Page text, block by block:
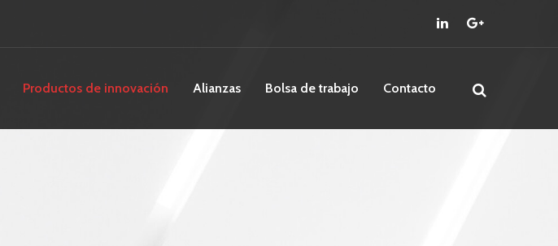
Productos de innovación Alianzas Bolsa de trabajo Contacto